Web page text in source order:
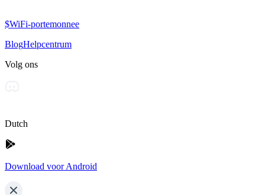
$WiFi-portemonnee
BlogHelpcentrum
Volg ons
Dutch
Download voor Android